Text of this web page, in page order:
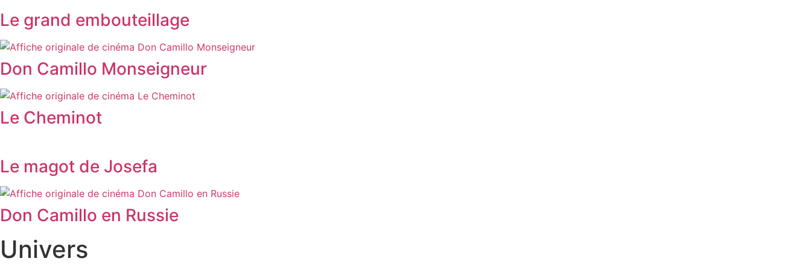
Le grand embouteillage
Don Camillo Monseigneur
Le Cheminot
Le magot de Josefa
Don Camillo en Russie
Univers